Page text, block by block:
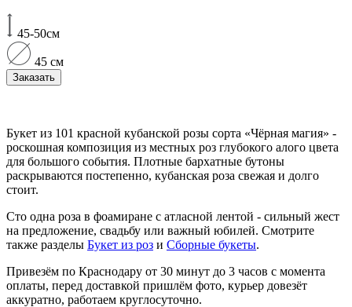
45-50см
45 см
Заказать
Букет из 101 красной кубанской розы сорта «Чёрная магия» -
роскошная композиция из местных роз глубокого алого цвета
для большого события. Плотные бархатные бутоны
раскрываются постепенно, кубанская роза свежая и долго
стоит.
Сто одна роза в фоамиране с атласной лентой - сильный жест
на предложение, свадьбу или важный юбилей. Смотрите
также разделы Букет из роз и Сборные букеты.
Привезём по Краснодару от 30 минут до 3 часов с момента
оплаты, перед доставкой пришлём фото, курьер довезёт
аккуратно, работаем круглосуточно.